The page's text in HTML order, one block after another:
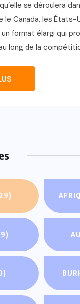
se déroulera
le Canada, les États-
un format élargi qui
long de la